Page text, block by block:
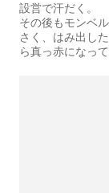
設営で汗だく。
その後もモンベ
さく、はみ出し
ら真っ赤になっ